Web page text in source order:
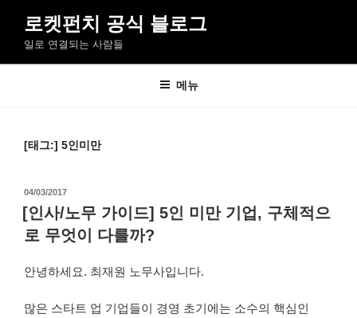
로
로켓펀치 공식 블로그
일로 연결되는 사람들
메뉴
[태그:] 5인미만
작
성
일
자
04/03/2017
[인사/노무 가이드] 5인 미만 기업, 구체적으
로 무엇이 다를까?
안녕하세요. 최재원 노무사입니다.
많은 스타트 업 기업들이 경영 초기에는 소수의 핵심인